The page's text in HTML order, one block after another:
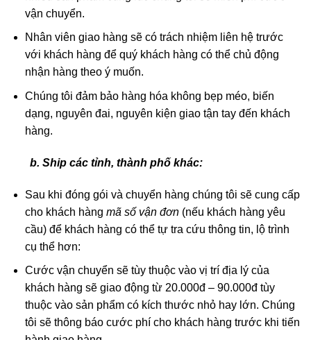
vận chuyển.
Nhân viên giao hàng sẽ có trách nhiệm liên hệ trước
với khách hàng để quý khách hàng có thể chủ động
nhận hàng theo ý muốn.
Chúng tôi đảm bảo hàng hóa không bẹp méo, biến
dạng, nguyên đai, nguyên kiện giao tận tay đến khách
hàng.
b. Ship các tỉnh, thành phố khác:
Sau khi đóng gói và chuyển hàng chúng tôi sẽ cung cấp
cho khách hàng mã số vận đơn(nếu khách hàng yêu
cầu) để khách hàng có thể tự tra cứu thông tin, lộ trình
cụ thể hơn:
Cước vận chuyển sẽ tùy thuộc vào vị trí địa lý của
khách hàng sẽ giao động từ 20.000đ – 90.000đ tùy
thuộc vào sản phẩm có kích thước nhỏ hay lớn. Chúng
tôi sẽ thông báo cước phí cho khách hàng trước khi tiến